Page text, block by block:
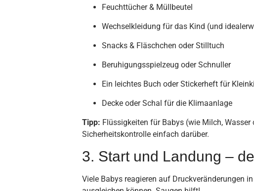
Feuchttücher & Müllbeutel
Wechselkleidung für das Kind (und
Snacks & Fläschchen oder Stilltuch
Beruhigungsspielzeug oder Schnuller
Ein leichtes Buch oder Stickerheft für
Decke oder Schal für die Klimaanlage
Tipp: Flüssigkeiten für Babys (wie Milch,
Sicherheitskontrolle einfach darüber.
3. Start und Landung –
Viele Babys reagieren auf Druckveränderungen